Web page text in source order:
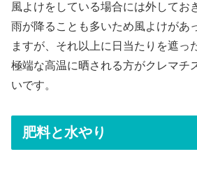
風よけをしている場合には外してお
雨が降ることも多いため風よけがあ
ますが、それ以上に日当たりを遮っ
極端な高温に晒される方がクレマチ
いです。
肥料と水やり